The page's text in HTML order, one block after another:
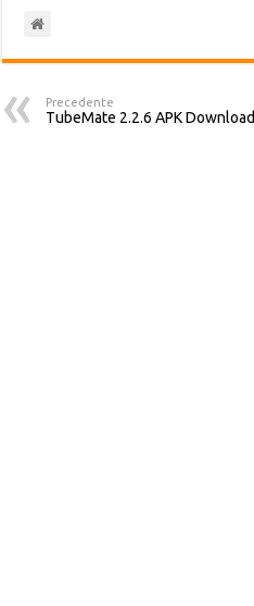
Precedente
TubeMate 2.2.6 APK Download